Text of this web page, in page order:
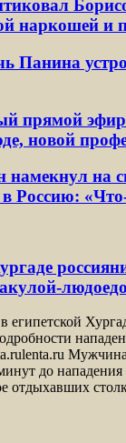
наркошей и
Панина
прямой
новой
на
Россию:
минут до
отдыхавших